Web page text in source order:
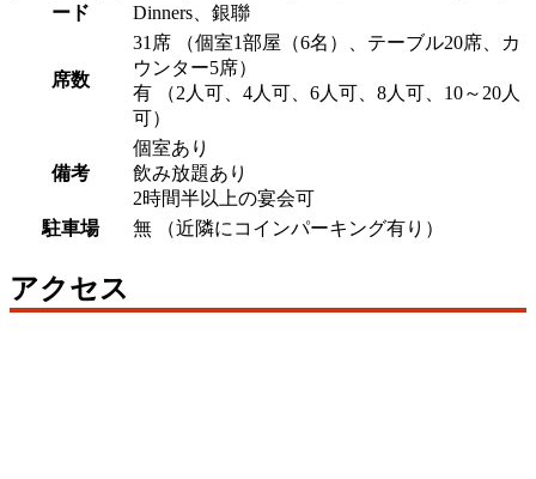
ード
Dinners、銀聯
席数
31席 （個室1部屋（6名）、テーブル20席、カ
ウンター5席）
有 （2人可、4人可、6人可、8人可、10～20人
可）
備考
個室あり
飲み放題あり
2時間半以上の宴会可
駐車場
無 （近隣にコインパーキング有り）
アクセス